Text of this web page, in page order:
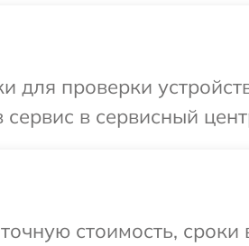
проверки
в сервисный
стоимость,